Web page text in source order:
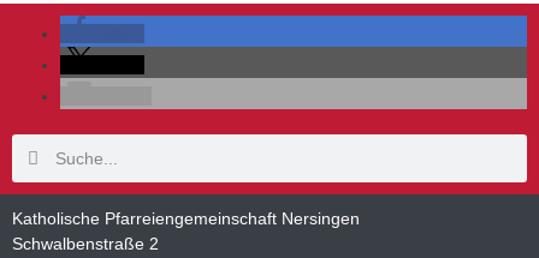
Katholische Pfarreiengemeinschaft Nersingen
Schwalbenstraße 2